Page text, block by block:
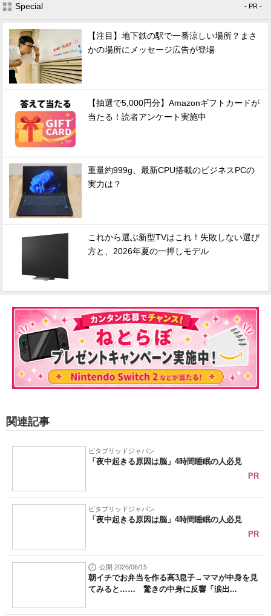
Special - PR -
【注目】地下鉄の駅で一番涼しい場所？まさ
かの場所にメッセージ広告が登場
【抽選で5,000円分】Amazonギフトカードが
当たる！読者アンケート実施中
重量約999g、最新CPU搭載のビジネスPCの
実力は？
これから選ぶ新型TVはこれ！失敗しない選び
方と、2026年夏の一押しモデル
関連記事
ビタブリッドジャパン
「夜中起きる原因は脳」4時間睡眠の人必見
PR
ビタブリッドジャパン
「夜中起きる原因は脳」4時間睡眠の人必見
PR
公開 2026/06/15
朝イチでお弁当を作る高3息子→ママが中身を見
てみると…… 驚きの中身に反響「涙出...